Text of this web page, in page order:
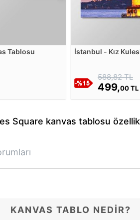
Tablosu
İstanbul - Kız
588,82 TL
499,00 TL
Square kanvas tablosu
KANVAS TABLO NEDİR?